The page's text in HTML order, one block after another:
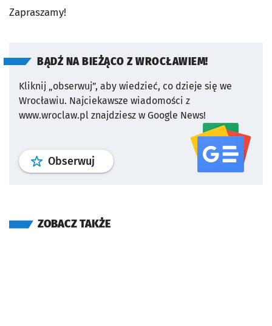
Zapraszamy!
BĄDŹ NA BIEŻĄCO Z WROCŁAWIEM!
Kliknij „obserwuj”, aby wiedzieć, co dzieje się we
Wrocławiu. Najciekawsze wiadomości z
www.wroclaw.pl znajdziesz w Google News!
Obserwuj profil serwisu
ZOBACZ TAKŻE